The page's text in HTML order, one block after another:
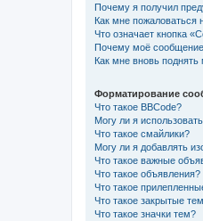
Почему я получил
Как мне пожаловаться
Что означает кнопка
Почему моё сообщение
Как мне вновь
Форматирование
Что такое BBCode?
Могу ли я
Что такое смайлики?
Могу ли я добавлять
Что такое важные
Что такое объявления?
Что такое
Что такое закрытые
Что такое значки тем?